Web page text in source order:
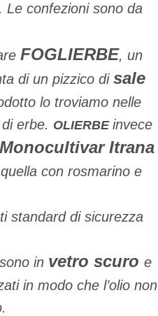
. Le confezioni sono da
FOGLIERBE, un
di un pizzico di sale
lo troviamo nelle
erbe. OLIERBE invece
Itrana
con rosmarino e
standard di sicurezza
in vetro scuro e
in modo che l’olio non